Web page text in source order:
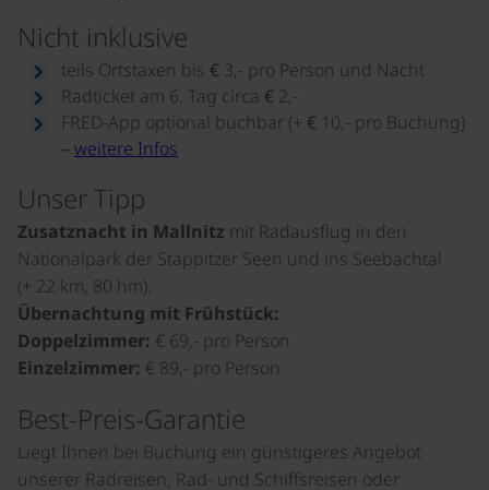
Nicht inklusive
teils Ortstaxen bis € 3,- pro Person und Nacht
Radticket am 6. Tag circa € 2,-
FRED-App optional buchbar (+ € 10,- pro Buchung)
– weitere Infos
Unser Tipp
Zusatznacht in Mallnitz mit Radausflug in den
Nationalpark der Stappitzer Seen und ins Seebachtal
(+ 22 km, 80 hm).
Übernachtung mit Frühstück:
Doppelzimmer: € 69,- pro Person
Einzelzimmer: € 89,- pro Person
Best-Preis-Garantie
Liegt Ihnen bei Buchung ein günstigeres Angebot
unserer Radreisen, Rad- und Schiffsreisen oder